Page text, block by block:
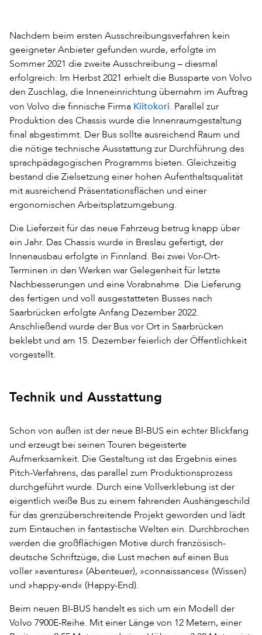
Nachdem beim ersten Ausschreibungsverfahren kein
geeigneter Anbieter gefunden wurde, erfolgte im
Sommer 2021 die zweite Ausschreibung – diesmal
erfolgreich: Im Herbst 2021 erhielt die Bussparte von Volvo
den Zuschlag, die Inneneinrichtung übernahm im Auftrag
von Volvo die finnische Firma Kiitokori. Parallel zur
Produktion des Chassis wurde die Innenraumgestaltung
final abgestimmt. Der Bus sollte ausreichend Raum und
die nötige technische Ausstattung zur Durchführung des
sprachpädagogischen Programms bieten. Gleichzeitig
bestand die Zielsetzung einer hohen Aufenthaltsqualität
mit ausreichend Präsentationsflächen und einer
ergonomischen Arbeitsplatzumgebung.
Die Lieferzeit für das neue Fahrzeug betrug knapp über
ein Jahr. Das Chassis wurde in Breslau gefertigt, der
Innenausbau erfolgte in Finnland. Bei zwei Vor-Ort-
Terminen in den Werken war Gelegenheit für letzte
Nachbesserungen und eine Vorabnahme. Die Lieferung
des fertigen und voll ausgestatteten Busses nach
Saarbrücken erfolgte Anfang Dezember 2022.
Anschließend wurde der Bus vor Ort in Saarbrücken
beklebt und am 15. Dezember feierlich der Öffentlichkeit
vorgestellt.
Technik und Ausstattung
Schon von außen ist der neue BI-BUS ein echter Blickfang
und erzeugt bei seinen Touren begeisterte
Aufmerksamkeit. Die Gestaltung ist das Ergebnis eines
Pitch-Verfahrens, das parallel zum Produktionsprozess
durchgeführt wurde. Durch eine Vollverklebung ist der
eigentlich weiße Bus zu einem fahrenden Aushängeschild
für das grenzüberschreitende Projekt geworden und lädt
zum Eintauchen in fantastische Welten ein. Durchbrochen
werden die großflächigen Motive durch französisch-
deutsche Schriftzüge, die Lust machen auf einen Bus
voller »aventures« (Abenteuer), »connaissances« (Wissen)
und »happy-end« (Happy-End).
Beim neuen BI-BUS handelt es sich um ein Modell der
Volvo 7900E-Reihe. Mit einer Länge von 12 Metern, einer